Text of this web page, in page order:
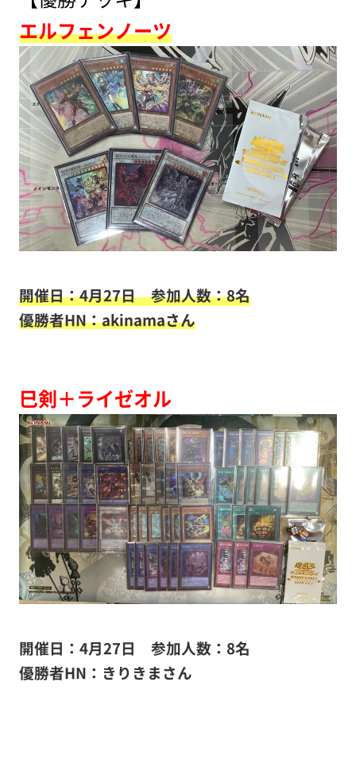
エルフェンノーツ
開催日：4月27日 参加人数：8名
優勝者HN：akinamaさん
巳剣＋ライゼオル
開催日：4月27日 参加人数：8名
優勝者HN：きりきまさん